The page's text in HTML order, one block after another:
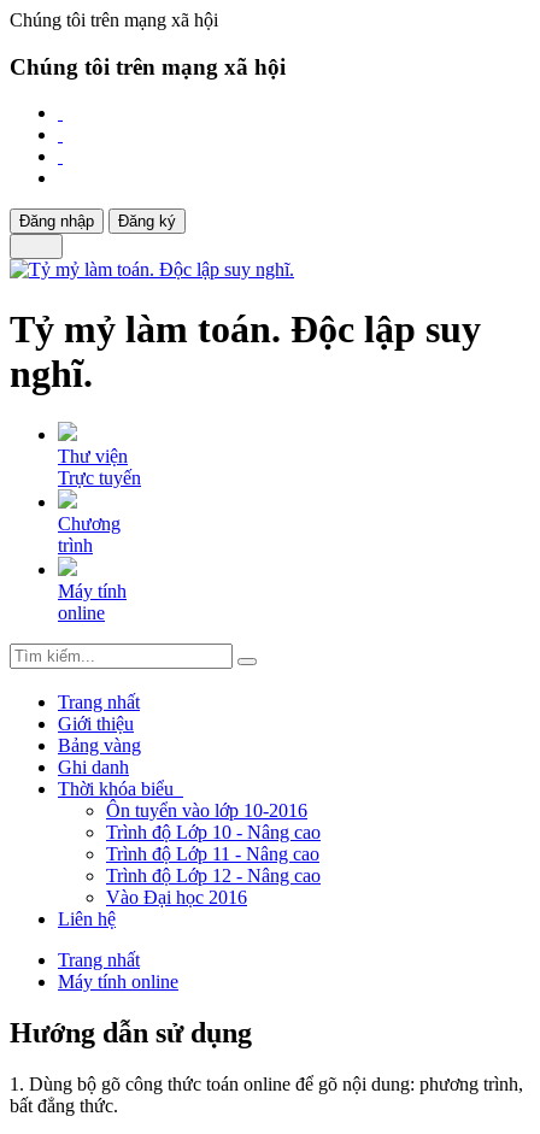
Chúng tôi trên mạng xã hội
Chúng tôi trên mạng xã hội
Đăng nhập Đăng ký
Tỷ mỷ làm toán. Độc lập suy
nghĩ.
Thư viện
Trực tuyến
Chương
trình
Máy tính
online
Trang nhất
Giới thiệu
Bảng vàng
Ghi danh
Thời khóa biểu
Ôn tuyển vào lớp 10-2016
Trình độ Lớp 10 - Nâng cao
Trình độ Lớp 11 - Nâng cao
Trình độ Lớp 12 - Nâng cao
Vào Đại học 2016
Liên hệ
Trang nhất
Máy tính online
Hướng dẫn sử dụng
1. Dùng bộ gõ công thức toán online để gõ nội dung: phương trình,
bất đẳng thức.